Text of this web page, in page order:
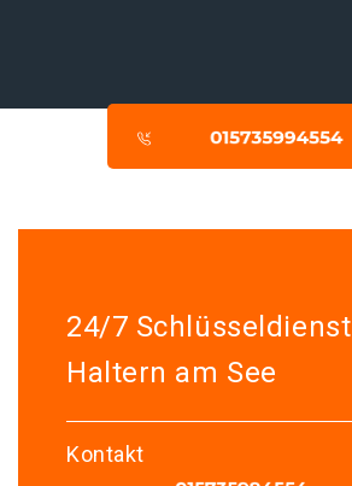
24/7 Schlüsseldienst
Haltern am See
Kontakt